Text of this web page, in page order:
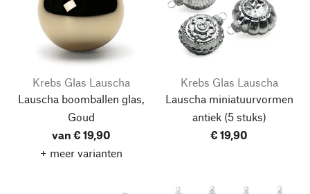
Krebs Glas Lauscha
Lauscha boomballen glas,
Goud
van € 19,90
+ meer varianten
Krebs Glas Lauscha
Lauscha miniatuurvormen
antiek(5 stuks)
€ 19,90